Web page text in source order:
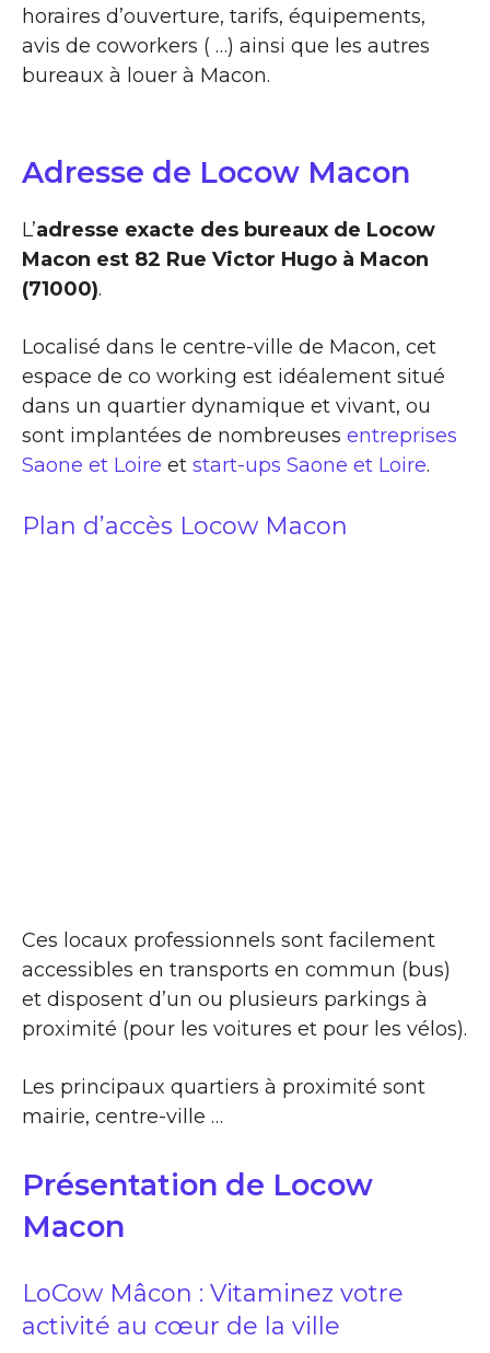
horaires d’ouverture, tarifs, équipements,
avis de coworkers ( …) ainsi que les autres
bureaux à louer à Macon.
Adresse de Locow Macon
L’adresse exacte des bureaux de Locow
Macon est 82 Rue Victor Hugo à Macon
(71000).
Localisé dans le centre-ville de Macon, cet
espace de co working est idéalement situé
dans un quartier dynamique et vivant, ou
sont implantées de nombreuses entreprises
Saone et Loire et start-ups Saone et Loire.
Plan d’accès Locow Macon
Ces locaux professionnels sont facilement
accessibles en transports en commun (bus)
et disposent d’un ou plusieurs parkings à
proximité (pour les voitures et pour les vélos).
Les principaux quartiers à proximité sont
mairie, centre-ville …
Présentation de Locow
Macon
LoCow Mâcon : Vitaminez votre
activité au cœur de la ville